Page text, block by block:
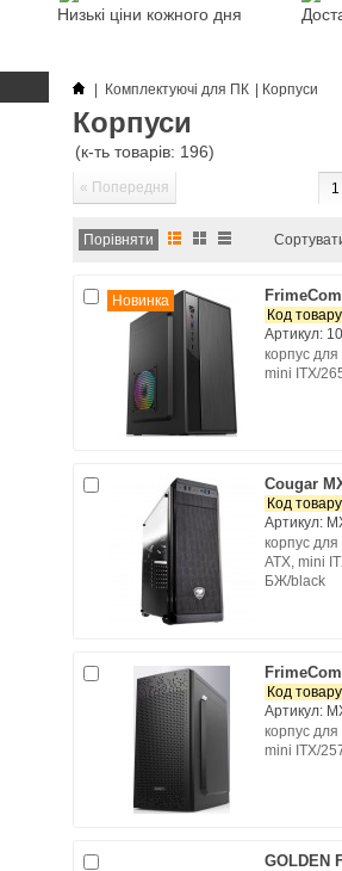
Низькі ціни кожного дня
Комплектуючі для ПК Корпуси
Корпуси
(к-ть товарів: 196)
« Попередня 1
Новинка
Код
Артикул:
корпус
mini ITX/
Cougar
Код
Артикул:
корпус
ATX, mini
БЖ/black
Код
Артикул:
корпус
mini ITX/
GOLDEN